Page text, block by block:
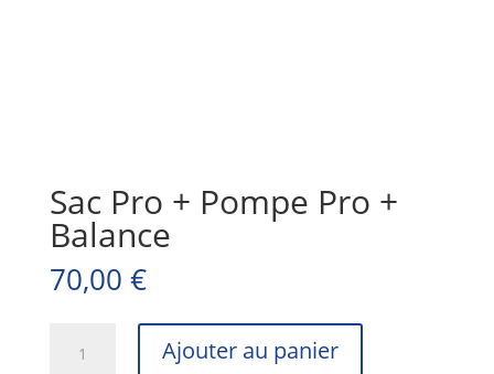
Sac Pro + Pompe Pro +
Balance
70,00 €
Ajouter au panier